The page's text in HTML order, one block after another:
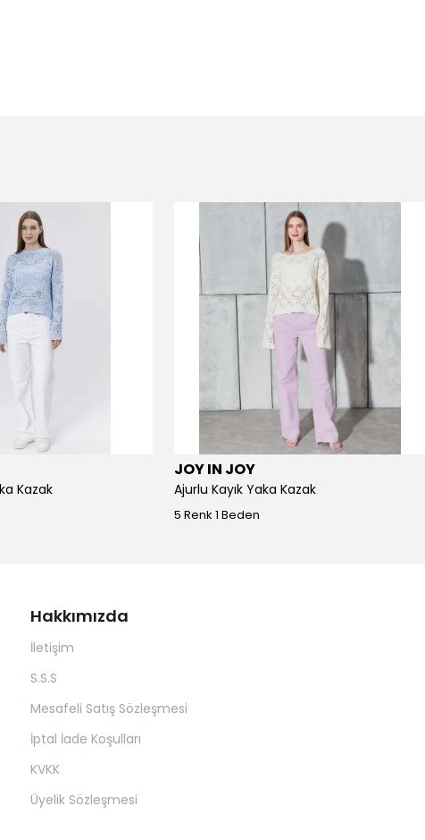
Kazak
JOY IN JOY
Ajurlu Kayık Yaka Kazak
5 Renk 1 Beden
Hakkımızda
İletişim
S.S.S
Mesafeli Satış Sözleşmesi
İptal İade Koşulları
KVKK
Üyelik Sözleşmesi